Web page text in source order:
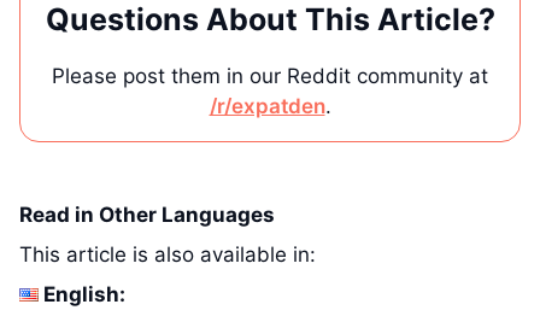
Questions About This Article?
Please post them in our Reddit community at
/r/expatden.
Read in Other Languages
This article is also available in:
English: